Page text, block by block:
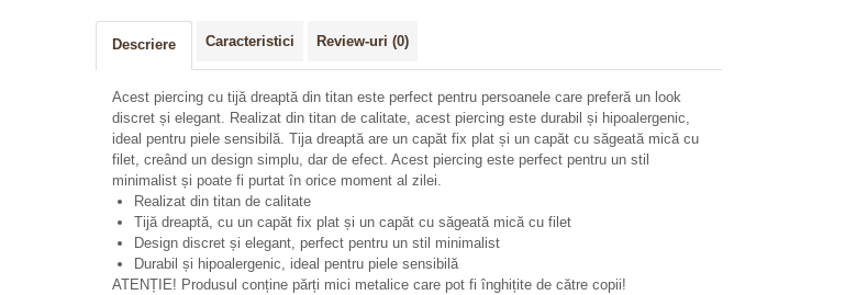
Descriere Caracteristici Review-uri (0)
Acest piercing cu tijă dreaptă din titan este perfect pentru persoanele care preferă un look
discret și elegant. Realizat din titan de calitate, acest piercing este durabil și hipoalergenic,
ideal pentru piele sensibilă. Tija dreaptă are un capăt fix plat și un capăt cu săgeată mică cu
filet, creând un design simplu, dar de efect. Acest piercing este perfect pentru un stil
minimalist și poate fi purtat în orice moment al zilei.
Realizat din titan de calitate
Tijă dreaptă, cu un capăt fix plat și un capăt cu săgeată mică cu filet
Design discret și elegant, perfect pentru un stil minimalist
Durabil și hipoalergenic, ideal pentru piele sensibilă
ATENȚIE! Produsul conține părți mici metalice care pot fi înghițite de către copii!